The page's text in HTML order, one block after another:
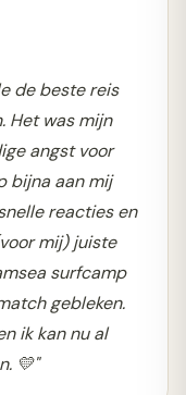
de beste reis
Het was mijn
angst voor
bijna aan mij
reacties en
mij) juiste
surfcamp
gebleken.
ik kan nu al
💛"